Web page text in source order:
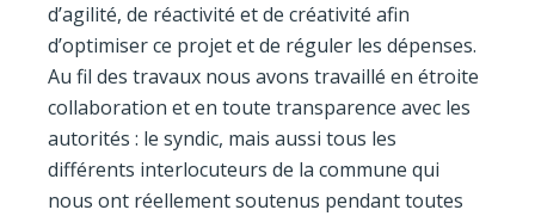
d’agilité, de réactivité et de créativité afin
d’optimiser ce projet et de réguler les dépenses.
Au fil des travaux nous avons travaillé en étroite
collaboration et en toute transparence avec les
autorités : le syndic, mais aussi tous les
différents interlocuteurs de la commune qui
nous ont réellement soutenus pendant toutes